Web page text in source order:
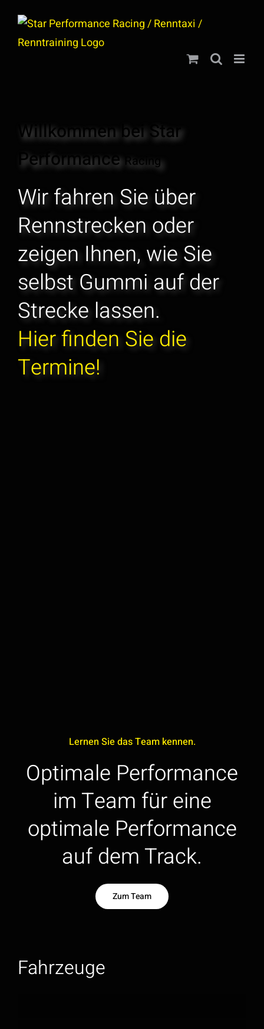
Inhalt
springen
Willkommen bei Star
Performance Racing
Wir fahren Sie über
Rennstrecken oder
zeigen Ihnen, wie Sie
selbst Gummi auf der
Strecke lassen.
Hier finden Sie die
Termine!
Lernen Sie das Team kennen.
Optimale Performance
im Team für eine
optimale Performance
auf dem Track.
Zum Team
Fahrzeuge